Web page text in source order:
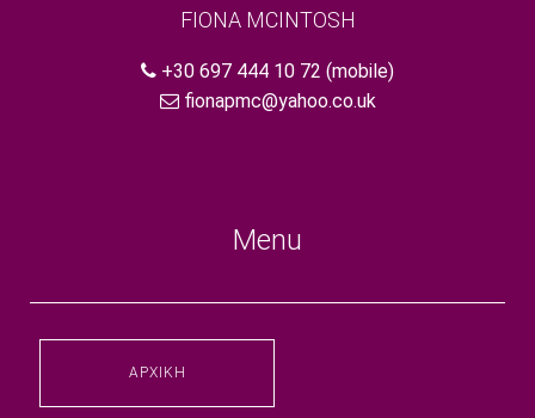
FIONA MCINTOSH
+30 697 444 10 72 (mobile)
fionapmc@yahoo.co.uk
Menu
ΑΡΧΙΚΉ